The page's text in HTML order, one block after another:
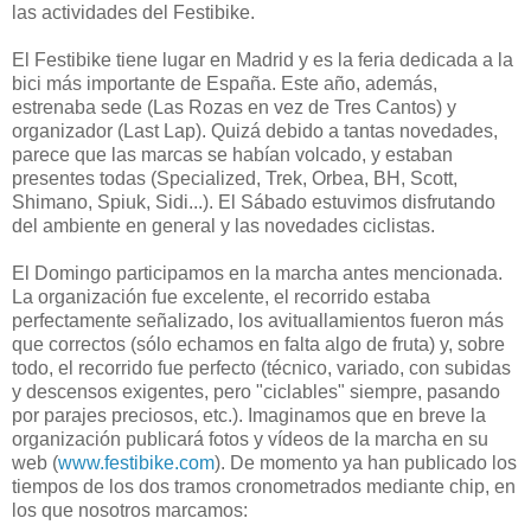
las actividades del Festibike.
El Festibike tiene lugar en Madrid y es la feria dedicada a la
bici más importante de España. Este año, además,
estrenaba sede (Las Rozas en vez de Tres Cantos) y
organizador (Last Lap). Quizá debido a tantas novedades,
parece que las marcas se habían volcado, y estaban
presentes todas (Specialized, Trek, Orbea, BH, Scott,
Shimano, Spiuk, Sidi...). El Sábado estuvimos disfrutando
del ambiente en general y las novedades ciclistas.
El Domingo participamos en la marcha antes mencionada.
La organización fue excelente, el recorrido estaba
perfectamente señalizado, los avituallamientos fueron más
que correctos (sólo echamos en falta algo de fruta) y, sobre
todo, el recorrido fue perfecto (técnico, variado, con subidas
y descensos exigentes, pero "ciclables" siempre, pasando
por parajes preciosos, etc.). Imaginamos que en breve la
organización publicará fotos y vídeos de la marcha en su
web (www.festibike.com). De momento ya han publicado los
tiempos de los dos tramos cronometrados mediante chip, en
los que nosotros marcamos: